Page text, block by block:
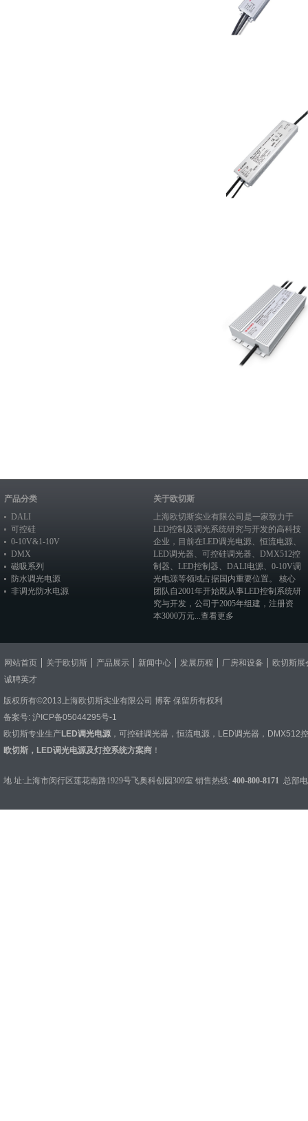
产品分类
DALI
可控硅
0-10V&1-10V
DMX
磁吸系列
防水调光电源
非调光防水电源
关于欧切斯
上海欧切斯实业有限公司是一家致力于
LED控制及调光系统研究与开发的高科技
企业，目前在LED调光电源、恒流电源、
LED调光器、 可控硅调光器、 DMX512控
制器、 LED控制器、 DALI电源、 0-10V调
光电源等领域占据国内重要位置。 核心
团队自2001年开始既从事LED控制系统研
究与开发，公司于2005年组建，注册资
本3000万元...查看更多
网站首页 关于欧切斯 产品展示 新闻中心 发展历程 厂房和设备
欧切斯展
诚聘英才
版权所有©2013上海欧切斯实业有限公司 博客 保留所有权利
备案号: 沪ICP备05044295号-1
欧切斯专业生产LED调光电源 ， 可控硅调光器 ， 恒流电源 ， LED调光器 ， DMX512
欧切斯，LED调光电源及灯控系统方案商 ！
地 址:上海市闵行区莲花南路1929号飞奥科创园309室 销售热线: 400-800-8171 总部